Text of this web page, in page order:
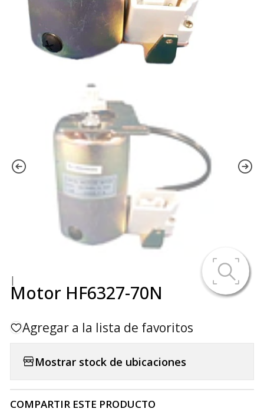
|
Motor HF6327-70N
Agregar a la lista de favoritos
Mostrar stock de ubicaciones
COMPARTIR ESTE PRODUCTO